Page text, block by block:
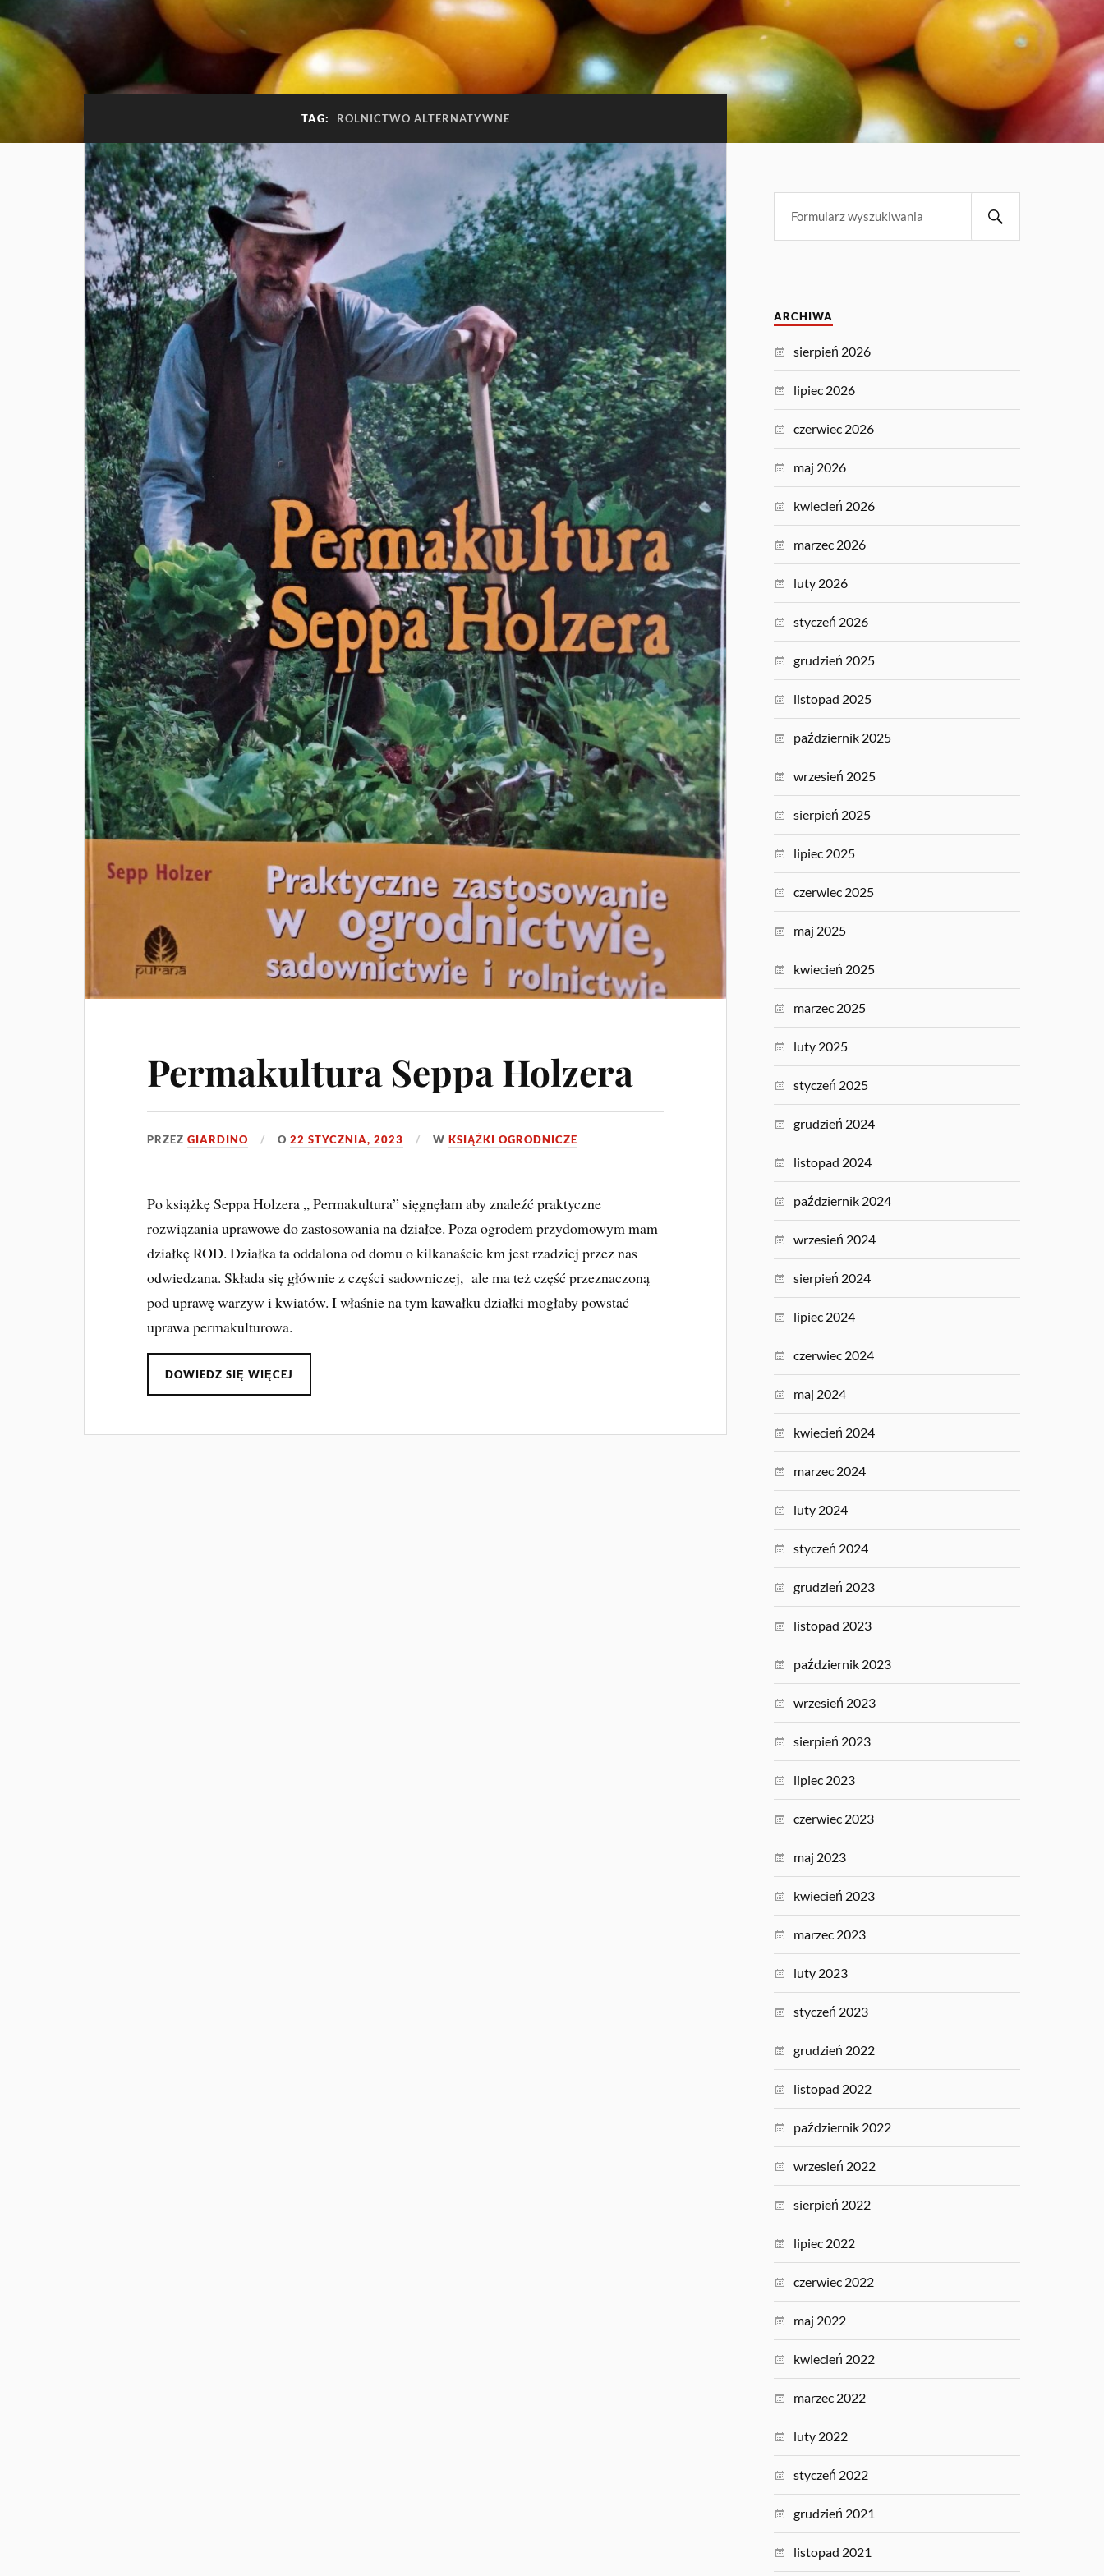
TAG: ROLNICTWO ALTERNATYWNE
Permakultura Seppa Holzera
PRZEZGIARDINO O22 STYCZNIA, 2023 WKSIĄŻKI OGRODNICZE
Po książkę Seppa Holzera „ Permakultura” sięgnęłam aby znaleźć praktyczne
rozwiązania uprawowe do zastosowania na działce. Poza ogrodem przydomowym mam
działkę ROD. Działka ta oddalona od domu o kilkanaście km jest rzadziej przez nas
odwiedzana. Składa się głównie z części sadowniczej, ale ma też część przeznaczoną
pod uprawę warzyw i kwiatów. I właśnie na tym kawałku działki mogłaby powstać
uprawa permakulturowa.
DOWIEDZ SIĘ WIĘCEJ
ARCHIWA
sierpień 2026
lipiec 2026
czerwiec 2026
maj 2026
kwiecień 2026
marzec 2026
luty 2026
styczeń 2026
grudzień 2025
listopad 2025
październik 2025
wrzesień 2025
sierpień 2025
lipiec 2025
czerwiec 2025
maj 2025
kwiecień 2025
marzec 2025
luty 2025
styczeń 2025
grudzień 2024
listopad 2024
październik 2024
wrzesień 2024
sierpień 2024
lipiec 2024
czerwiec 2024
maj 2024
kwiecień 2024
marzec 2024
luty 2024
styczeń 2024
grudzień 2023
listopad 2023
październik 2023
wrzesień 2023
sierpień 2023
lipiec 2023
czerwiec 2023
maj 2023
kwiecień 2023
marzec 2023
luty 2023
styczeń 2023
grudzień 2022
listopad 2022
październik 2022
wrzesień 2022
sierpień 2022
lipiec 2022
czerwiec 2022
maj 2022
kwiecień 2022
marzec 2022
luty 2022
styczeń 2022
grudzień 2021
listopad 2021